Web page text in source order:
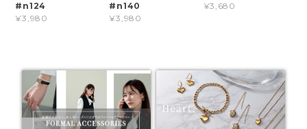
#n124
¥3,980
#n140
¥3,980
¥3,680